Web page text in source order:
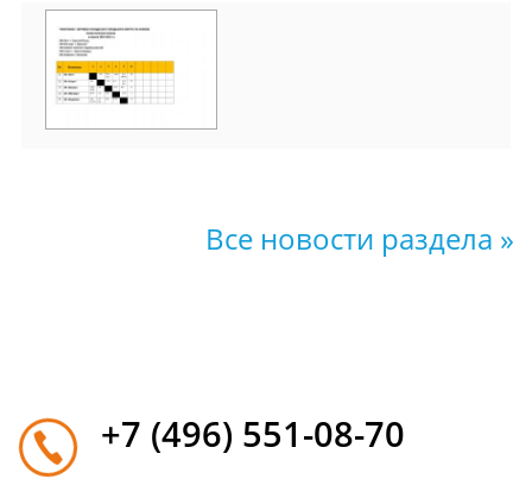
Все новости раздела »
+7 (496) 551-08-70